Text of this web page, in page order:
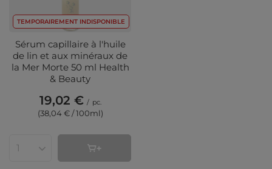
TEMPORAIREMENT INDISPONIBLE
Sérum capillaire à l'huile
de lin et aux minéraux de
la Mer Morte 50 ml Health
& Beauty
19,02 € / pc.
(38,04 € / 100ml)
Quantité de produits